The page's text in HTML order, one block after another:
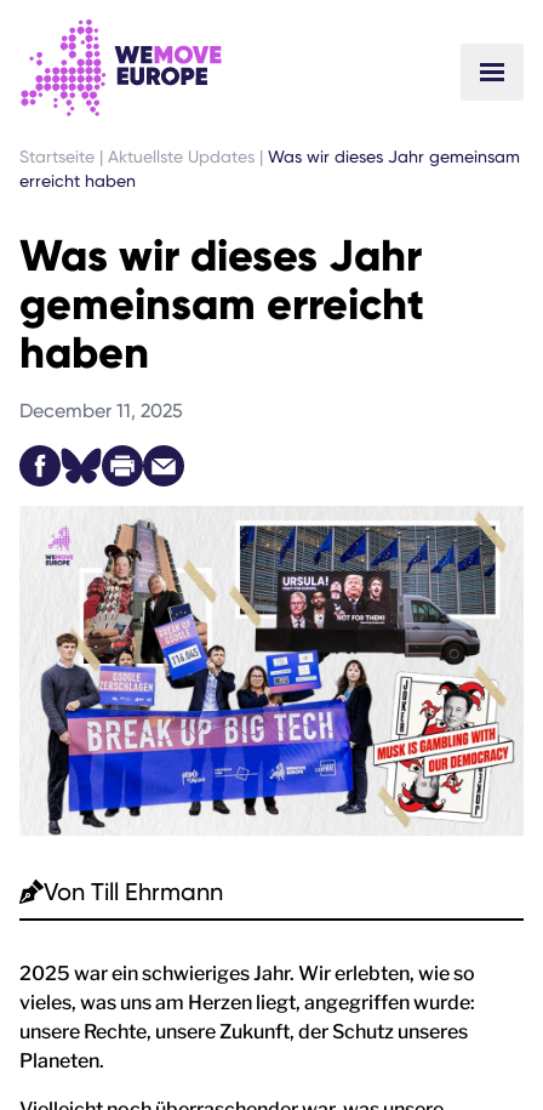
GEHEN SIE ZUM HAUPTINHALT
ZUR FUSSZEILENNAVIGATION SPRINGEN
Startseite | Aktuellste Updates | Was wir dieses Jahr gemeinsam
erreicht haben
Was wir dieses Jahr
gemeinsam erreicht
haben
December 11, 2025
Von Till Ehrmann
2025 war ein schwieriges Jahr. Wir erlebten, wie so
vieles, was uns am Herzen liegt, angegriffen wurde:
unsere Rechte, unsere Zukunft, der Schutz unseres
Planeten.